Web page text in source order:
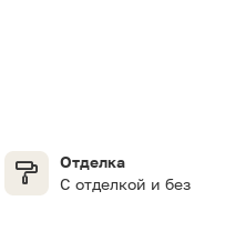
Отделка
С отделкой и без